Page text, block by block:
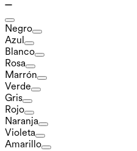
Negro
Azul
Blanco
Rosa
Marrón
Verde
Gris
Rojo
Naranja
Violeta
Amarillo